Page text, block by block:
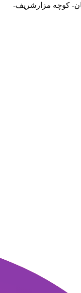
کوچه مزارشریف-